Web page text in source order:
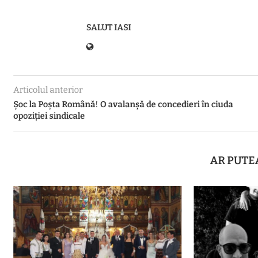
SALUT IASI
Articolul anterior
Șoc la Poșta Română! O avalanșă de concedieri în ciuda
opoziției sindicale
AR